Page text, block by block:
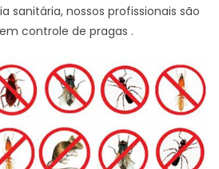
sanitária, nossos profissionais são
controle de pragas .